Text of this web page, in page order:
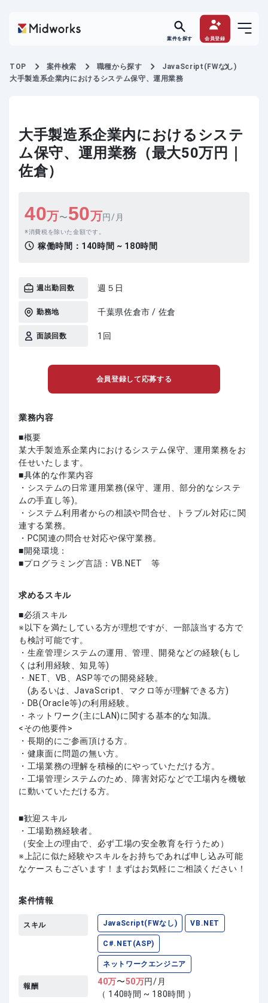
案件を探す 会員登録
TOP 案件検索 職種から探す
JavaScript(FWなし)
大手製造系企業内におけるシステム保守、運用業務
大手製造系企業内におけるシステ
ム保守、運用業務（最大50万円｜
佐倉）
40万〜50万円/月
消費税を除いた金額です。
稼働時間： 140時間 ~ 180時間
週出勤回数 週５日
勤務地 千葉県佐倉市 / 佐倉
面談回数 1回
会員登録して応募する
業務内容
■概要
某大手製造系企業内におけるシステム保守、運用業務をお
任せいたします。
■具体的な作業内容
・システムの日常運用業務(保守、運用、部分的なシステ
ムの手直し等)。
・システム利用者からの相談や問合せ、トラブル対応に関
連する業務。
・PC関連の問合せ対応や保守業務。
■開発環境：
■プログラミング言語：VB.NET 等
求めるスキル
必須スキル
※以下を満たしている方が理想ですが、一部該当する方で
も検討可能です。
・生産管理システムの運用、管理、開発などの経験(もし
くは利用経験、知見等)
・.NET、VB、ASP等での開発経験。
(あるいは、JavaScript、マクロ等が理解できる方)
・DB(Oracle等)の利用経験。
・ネットワーク(主にLAN)に関する基本的な知識。
<その他要件>
・長期的にご参画頂ける方。
・健康面に問題の無い方。
・工場業務の理解を積極的にやっていただける方。
・工場管理システムのため、障害対応などで工場内を機敏
に動いていただける方。
歓迎スキル
・工場勤務経験者。
（安全上の理由で、必ず工場の安全教育を行うため）
上記に似た経験やスキルをお持ちであれば申し込み可能
なケースもございます！まずはお気軽にご相談ください！
案件情報
スキル JavaScript(FWなし) VB.NET
C#.NET(ASP)
ネットワークエンジニア
報酬 40万〜50万円/月
（ 140時間 ~ 180時間 ）